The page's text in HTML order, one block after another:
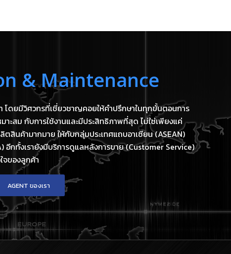
&Maintenance
โดยมีวิศวกรที่เชี่ยวชาญคอยให้คำปรึกษาในทุกขั้นตอนการ
าะสม กับการใช้งานและมีประสิทธิภาพที่สุด ไม่ใช่เพียงแค่
ลิตสินค้ามากมาย ให้กับกลุ่มประเทศแถบอาเซียน (ASEAN)
อีกทั้งเรายังมีบริการดูแลหลังการขาย (Customer Service)
ของลูกค้า
AGENT ของเรา